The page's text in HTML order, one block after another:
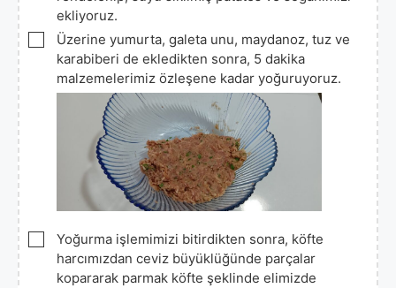
ekliyoruz.
▢
Üzerine yumurta, galeta unu, maydanoz, tuz ve
karabiberi de ekledikten sonra, 5 dakika
malzemelerimiz özleşene kadar yoğuruyoruz.
▢
Yoğurma işlemimizi bitirdikten sonra, köfte
harcımızdan ceviz büyüklüğünde parçalar
kopararak parmak köfte şeklinde elimizde